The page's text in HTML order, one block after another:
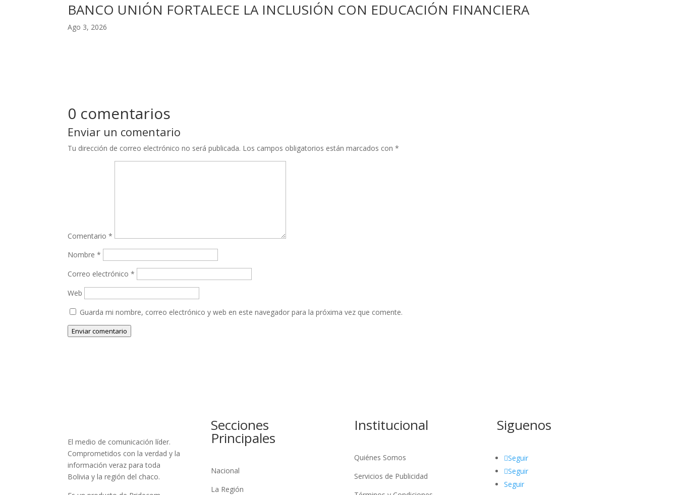
BANCO UNIÓN FORTALECE LA INCLUSIÓN CON EDUCACIÓN FINANCIERA
Ago 3, 2026
0 comentarios
Enviar un comentario
Tu dirección de correo electrónico no será publicada. Los campos obligatorios están marcados con*
Comentario*
Nombre*
Correo electrónico*
Web
Guarda mi nombre, correo electrónico y web en este navegador para la próxima vez que comente.
Enviar comentario
El medio de comunicación líder.
Comprometidos con la verdad y la
información veraz para toda
Bolivia y la región del chaco.
Secciones
Principales
Nacional
La Región
Institucional
Quiénes Somos
Servicios de Publicidad
Siguenos
Seguir
Seguir
Seguir